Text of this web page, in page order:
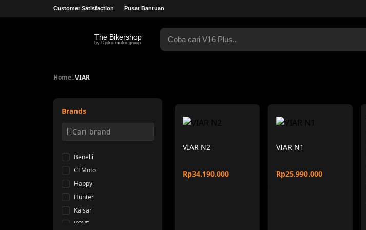
Customer Satisfaction Pusat Bantuan
The Bikershop
by Djoko motor group
Home VIAR
Brands
Benelli
CFMoto
Happy
Hunter
Kaisar
KOVE
VIAR N2
Rp34.190.000
VIAR N1
Rp25.990.000